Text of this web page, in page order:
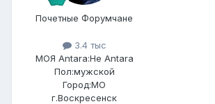
Почетные Форумчане
3.4 тыс
МОЯ Antara:Не Antara
Пол:мужской
Город:МО
г.Воскресенск